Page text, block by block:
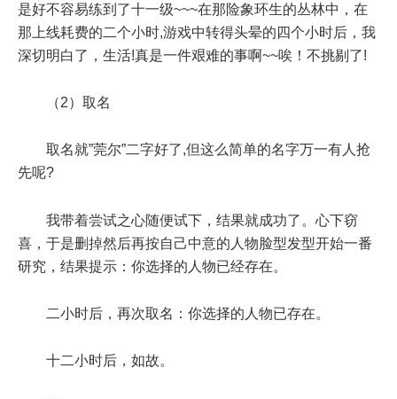
是好不容易练到了十一级~~~在那险象环生的丛林中，在
那上线耗费的二个小时,游戏中转得头晕的四个小时后，我
深切明白了，生活!真是一件艰难的事啊~~唉！不挑剔了!
（2）取名
取名就”莞尔”二字好了,但这么简单的名字万一有人抢
先呢?
我带着尝试之心随便试下，结果就成功了。心下窃
喜，于是删掉然后再按自己中意的人物脸型发型开始一番
研究，结果提示：你选择的人物已经存在。
二小时后，再次取名：你选择的人物已存在。
十二小时后，如故。